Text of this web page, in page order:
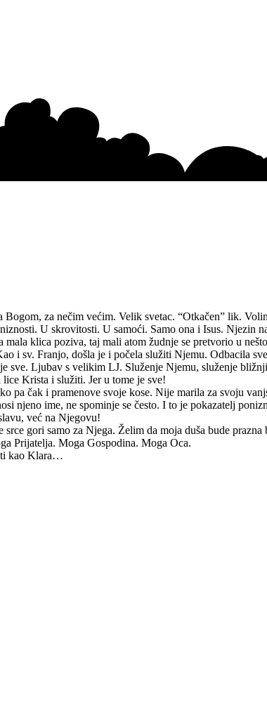
za nečim većim. Velik svetac. “Otkačen” lik.
U skrovitosti. U samoći. Samo ona i Isus.
klica poziva, taj mali atom žudnje se pretvorio u
i sv. Franjo, došla je i počela služiti Njemu. Odbacila
Ljubav s velikim LJ. Služenje Njemu, služenje
Krista i služiti. Jer u tome je sve!
pa čak i pramenove svoje kose. Nije marila za svoju
njeno ime, ne spominje se često. I to je pokazatelj
već na Njegovu!
gori samo za Njega. Želim da moja duša bude prazna
Prijatelja. Moga Gospodina. Moga Oca.
kao Klara…